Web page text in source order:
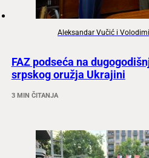
Aleksandar Vučić i
FAZ podseća na
srpskog oružja Ukrajini
3 MIN ČITANJA